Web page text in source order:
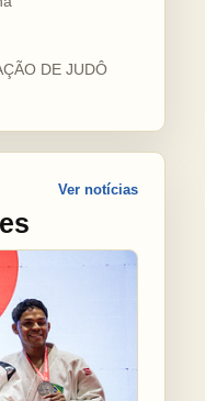
DE JUDÔ
Ver notícias